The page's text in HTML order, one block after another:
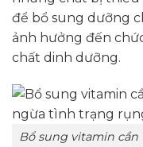
để bổ sung dưỡng
ảnh hưởng đến
chất dinh dưỡng.
Bổ sung vitamin